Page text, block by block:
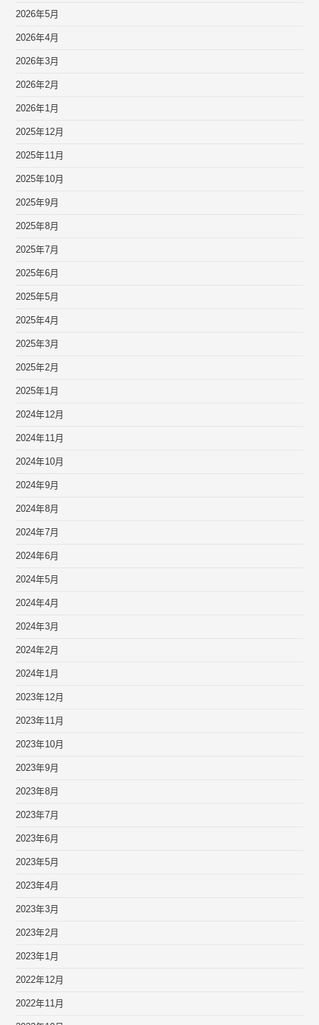
2026年5月
2026年4月
2026年3月
2026年2月
2026年1月
2025年12月
2025年11月
2025年10月
2025年9月
2025年8月
2025年7月
2025年6月
2025年5月
2025年4月
2025年3月
2025年2月
2025年1月
2024年12月
2024年11月
2024年10月
2024年9月
2024年8月
2024年7月
2024年6月
2024年5月
2024年4月
2024年3月
2024年2月
2024年1月
2023年12月
2023年11月
2023年10月
2023年9月
2023年8月
2023年7月
2023年6月
2023年5月
2023年4月
2023年3月
2023年2月
2023年1月
2022年12月
2022年11月